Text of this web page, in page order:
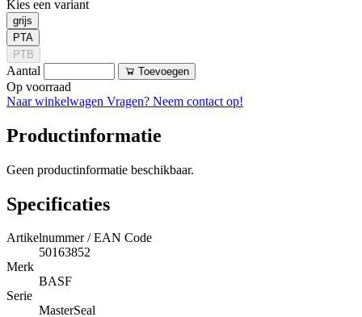
Kies een variant
grijs
PTA
PTB
Aantal Toevoegen
Op voorraad
Naar winkelwagen Vragen? Neem contact op!
Productinformatie
Geen productinformatie beschikbaar.
Specificaties
Artikelnummer / EAN Code
50163852
Merk
BASF
Serie
MasterSeal